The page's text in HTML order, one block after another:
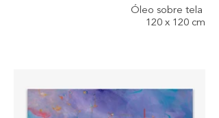
Óleo sobre tela
120 x 120 cm